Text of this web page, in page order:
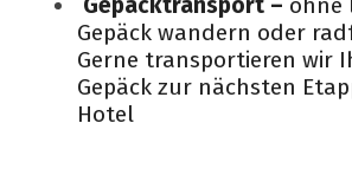
Gepäcktransport – ohne
Gepäck wandern oder
Gerne transportieren wir
Gepäck zur nächsten
Hotel